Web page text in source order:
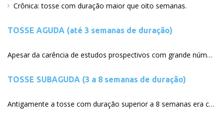
Crônica: tosse com duração maior que oito semanas
TOSSE AGUDA (até 3 semanas de duração)
Apesar da carência de estudos prospectivos com grande número de pacientes estudados, a experiência clínica indica que as maiores causas de tosse aguda são as infecções virais das vias aéreas superiores, em especial o resfriado comum e a gripe, e das vias aéreas inferiores, com destaque para as traqueobronquites agudas. Outras causas comuns são as sinusites agudas, exposição a alérgenos e irritantes, e exacerbações de doenças crônicas como asma, doença pulmonar obstrutiva crônica (DPOC) e rinossinusites. Além dessas entidades com baixo risco de complicações, outras doenças potencialmente graves como pneumonias, edema pulmonar por insuficiência ventricular esquerda, embolia pulmonar e exacerbações graves de asma e DPOC podem manifestar-se com tosse aguda e, ao contrário das causas anteriores, necessitam de intervenção precoce devido ao risco de complicações.
TOSSE SUBAGUDA (3 a 8 semanas de duração)
Antigamente a tosse com duração superior a 8 semanas era classificada como crônica. Mais recentemente, foi proposta nova classificação na qual a tosse com duração superior a 3 e inferior a 8 semanas foi definida como tosse subaguda. Os idealizadores dessa classificação destacam a ausência de publicações sobre a etiologia da tosse subaguda e reafirmam que as orientações de manejo são baseadas na experiência clínica. Uma das causas mais comuns de tosse subaguda é a tosse pós-infecciosa, ou seja, aquela que acomete pacientes que tiveram infecção respiratória recente e não foram identificadas outras causas. Uma vez afastada a etiologia pós-infecciosa, o manejo será o mesmo da tosse crônica.